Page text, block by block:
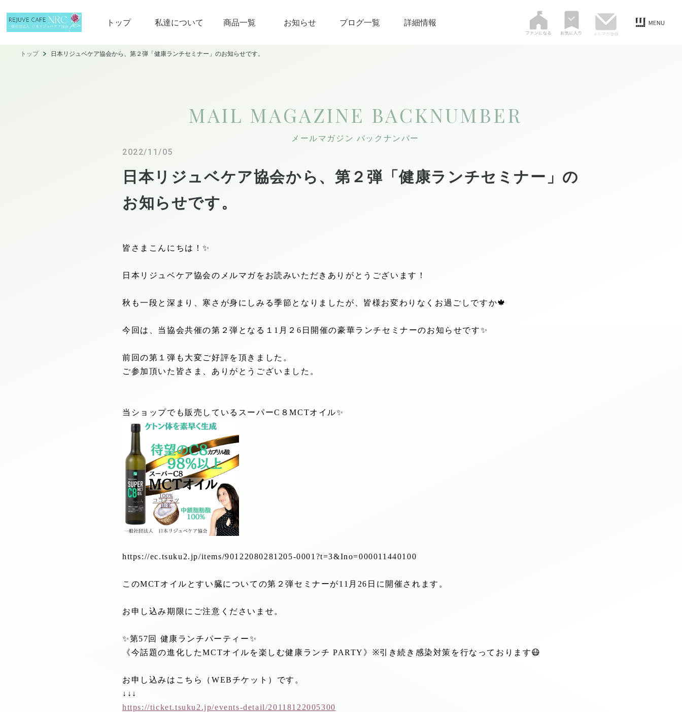
トップ 私達について 商品一覧 お知らせ ブログ一覧 詳細情報
トップ 日本リジュベケア協会から、第２弾「健康ランチセミナー」のお知らせです。
MAIL MAGAZINE BACKNUMBER
メールマガジン バックナンバー
2022/11/05
日本リジュベケア協会から、第２弾「健康ランチセミナー」の
お知らせです。
皆さまこんにちは！✨
日本リジュベケア協会のメルマガをお読みいただきありがとうございます！
秋も一段と深まり、寒さが身にしみる季節となりましたが、皆様お変わりなくお過ごしですか🍁
今回は、当協会共催の第２弾となる１ 1 月２6 日開催の豪華ランチセミナーのお知らせです✨
前回の第１弾も大変ご好評を頂きました。
ご参加頂いた皆さま、ありがとうございました。
当ショップでも販売しているスーパーC ８MCTオイル✨
https://ec.tsuku2.jp/items/90122080281205-0001?t=3&Ino=000011440100
このMCTオイルとすい臓についての第２弾セミナーが11 月 26 日に開催されます。
お申し込み期限にご注意くださいませ。
✨第57回 健康ランチパーティー✨
《今話題の進化したMCTオイルを楽しむ健康ランチ PARTY 》 ※引き続き感染対策を行なっております😷
お申し込みはこちら（ WEBチケット）です。
↓↓↓
https://ticket.tsuku2.jp/events-detail/20118122005300